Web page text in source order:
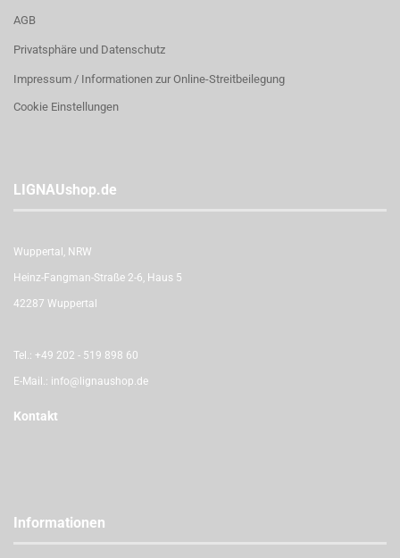
AGB
Privatsphäre und Datenschutz
Impressum / Informationen zur Online-Streitbeilegung
Cookie Einstellungen
LIGNAUshop.de
Wuppertal, NRW
Heinz-Fangman-Straße 2-6, Haus 5
42287 Wuppertal
Tel.: +49 202 - 519 898 60
E-Mail.: info@lignaushop.de
Kontakt
Informationen